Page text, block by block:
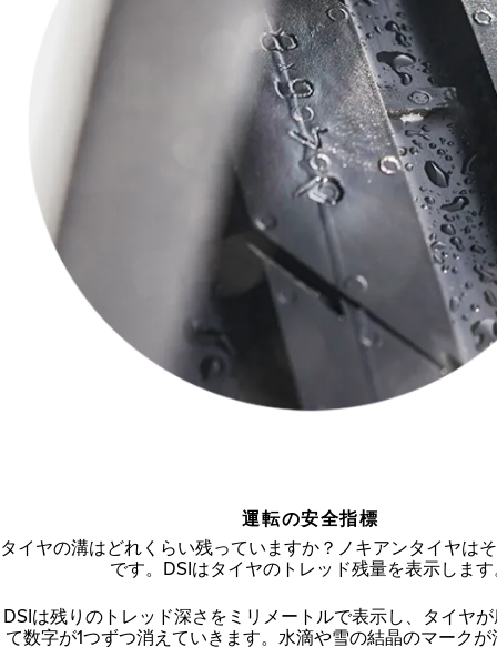
運転の安全指標
タイヤの溝はどれくらい残っていますか？ノキアンタイヤは
です。DSIはタイヤのトレッド残量を表示しま
DSIは残りのトレッド深さをミリメートルで表示し、タイヤ
て数字が1つずつ消えていきます。水滴や雪の結晶のマーク